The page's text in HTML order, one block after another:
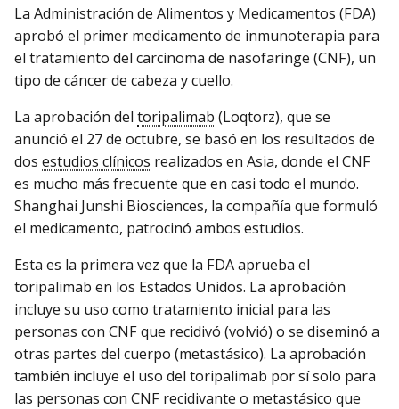
La Administración de Alimentos y Medicamentos (FDA)
aprobó el primer medicamento de inmunoterapia para
el tratamiento del carcinoma de nasofaringe (CNF), un
tipo de cáncer de cabeza y cuello.
La aprobación del toripalimab (Loqtorz), que se
anunció el 27 de octubre, se basó en los resultados de
dos estudios clínicos realizados en Asia, donde el CNF
es mucho más frecuente que en casi todo el mundo.
Shanghai Junshi Biosciences, la compañía que formuló
el medicamento, patrocinó ambos estudios.
Esta es la primera vez que la FDA aprueba el
toripalimab en los Estados Unidos. La aprobación
incluye su uso como tratamiento inicial para las
personas con CNF que recidivó (volvió) o se diseminó a
otras partes del cuerpo (metastásico). La aprobación
también incluye el uso del toripalimab por sí solo para
las personas con CNF recidivante o metastásico que